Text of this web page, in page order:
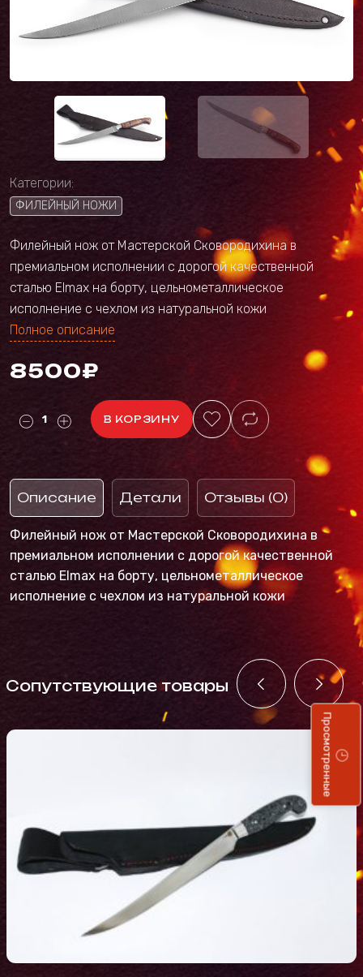
Категории:
ФИЛЕЙНЫЙ НОЖИ
Филейный нож от Мастерской Сковородихина в
премиальном исполнении с дорогой качественной
сталью Elmax на борту, цельнометаллическое
исполнение с чехлом из натуральной кожи
Полное описание
8500₽
В КОРЗИНУ
Описание Детали Отзывы (0)
Филейный нож от Мастерской Сковородихина в
премиальном исполнении с дорогой качественной
сталью Elmax на борту, цельнометаллическое
исполнение с чехлом из натуральной кожи
Cопутствующие товары
Просмотренные